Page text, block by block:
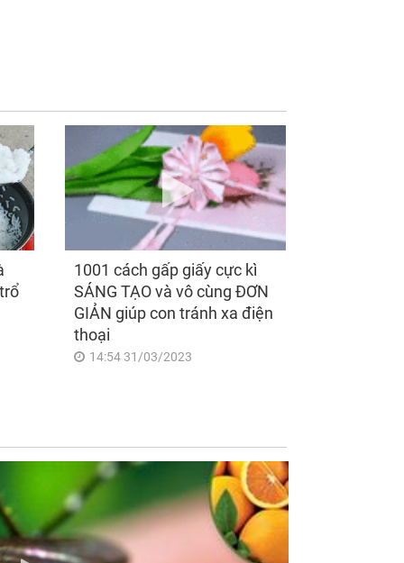
ngày mai, Chủ
9/8/2026, càn
xoay chuyển,
trình thịnh vượng,
giáp nhận phúc
trời, tình tiền
son, vận may
thông
Tử vi Chủ Nhật
9/8/2026 của 12 con
giáp: Dần - Tuất bội
thu tiền bạc, đón phúc
khí về đầy tay, Tý -
Mão công việc khó
khăn, tiền bạc đội nón
ra đi
1001 cách gấp giấy cực kì
SÁNG TẠO và vô cùng ĐƠN
GIẢN giúp con tránh xa điện
thoại
14:54 31/03/2023